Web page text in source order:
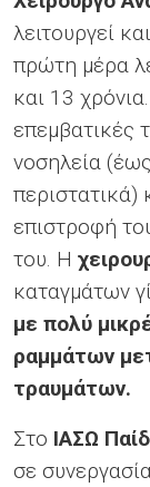
λειτουργεί
πρώτη μέρα
και 13
επεμβατικές
νοσηλεία
επιστροφή
του. Η
καταγμάτων
με πολύ
ραμμάτων
τραυμάτων.
Στο ΙΑΣΩ
σε